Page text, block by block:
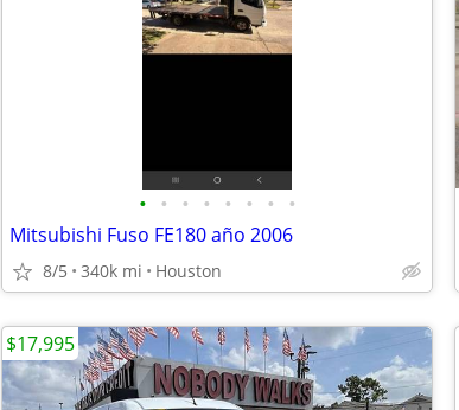
• • • • • • • •
Mitsubishi Fuso FE180 año 2006
8/5 340k mi Houston
$17,995